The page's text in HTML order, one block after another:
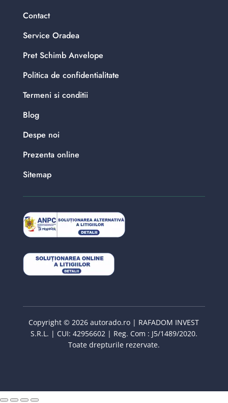
Contact
Service Oradea
Pret Schimb Anvelope
Politica de confidentialitate
Termeni si conditii
Blog
Despe noi
Prezenta online
Sitemap
Copyright © 2026 autorado.ro | RAFADOM INVEST
S.R.L. | CUI: 42956602 | Reg. Com : J5/1489/2020.
Toate drepturile rezervate.